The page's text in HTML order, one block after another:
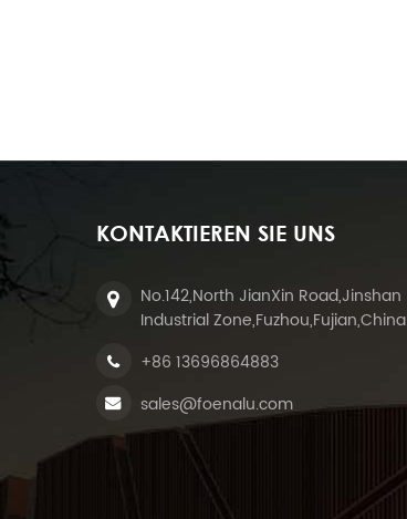
KONTAKTIEREN SIE UNS
No.142,North JianXin Road,Jinshan
Industrial Zone,Fuzhou,Fujian,China
+86 13696864883
sales@foenalu.com